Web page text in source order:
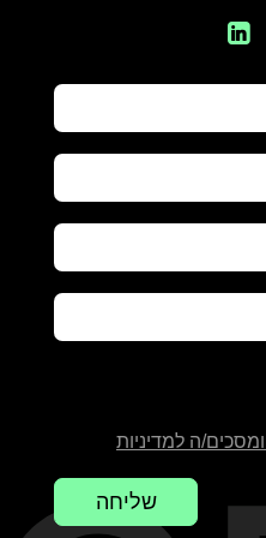
ה למדיניות